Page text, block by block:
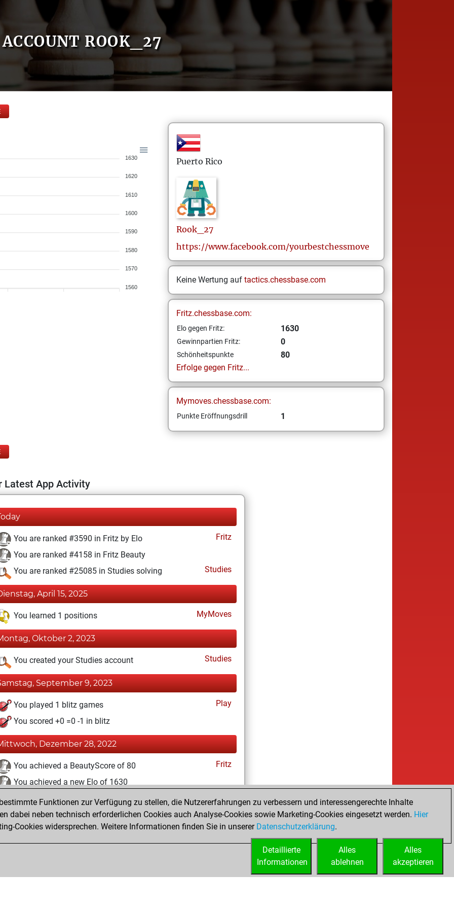
ACCOUNT ROOK_27
1630
1620
1610
1600
1590
1580
1570
1560
Puerto Rico
Rook_27
https://www.facebook.com/yourbestchessmove
Keine Wertung auf tactics.chessbase.com
Fritz.chessbase.com:
Elo gegen Fritz: 1630
Gewinnpartien Fritz: 0
Schönheitspunkte
80
Erfolge gegen Fritz...
Mymoves.chessbase.com:
Punkte Eröffnungsdrill 1
Latest App Activity
You are ranked #3590 in Fritz by Elo
Fritz
You are ranked #4158 in Fritz Beauty
You are ranked #25085 in Studies solving
Studies
April 15, 2025
You learned 1 positions MyMoves
Oktober 2, 2023
You created your Studies account Studies
September 9, 2023
You played 1 blitz games
Play
You scored +0 =0 -1 in blitz
Dezember 28, 2022
You achieved a BeautyScore of 80
Fritz
You achieved a new Elo of 1630
Dezember 3, 2022
You created your Fritz account Fritz
Funktionen zur Verfügung zu stellen, die Nutzererfahrungen zu verbessern und interessengerechte Inhalte
dabei neben technisch erforderlichen Cookies auch Analyse-Cookies sowie Marketing-Cookies eingesetzt werden. Hier
Cookies widersprechen. Weitere Informationen finden Sie in unserer Datenschutzerklärung.
Alles
akzeptieren
Alles
ablehnen
Detaillierte
Informationen